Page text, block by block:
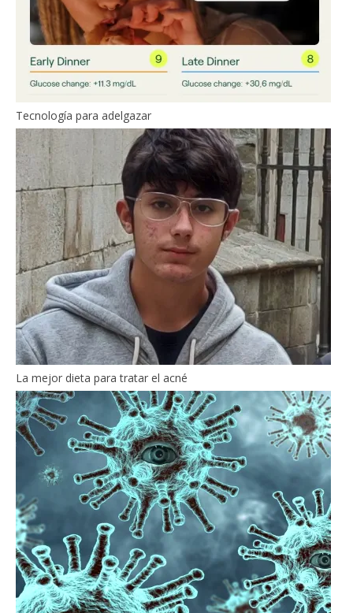
Tecnología para adelgazar
La mejor dieta para tratar el acné